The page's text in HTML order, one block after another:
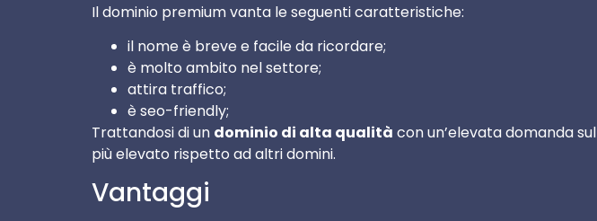
Il dominio premium vanta le seguenti caratteristiche:
il nome è breve e facile da ricordare;
è molto ambito nel settore;
attira traffico;
è seo-friendly;
Trattandosi di un dominio di alta qualità con un’elevata domanda
più elevato rispetto ad altri domini.
Vantaggi